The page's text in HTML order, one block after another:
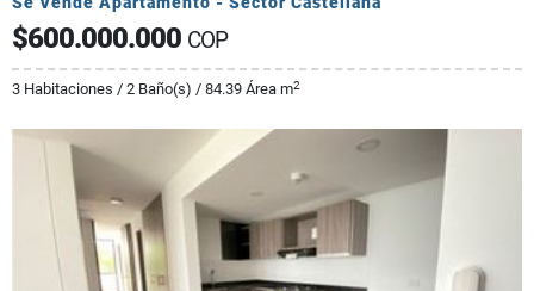
$600.000.000 COP
3 Habitaciones / 2 Baño(s) / 84.39 Área m2